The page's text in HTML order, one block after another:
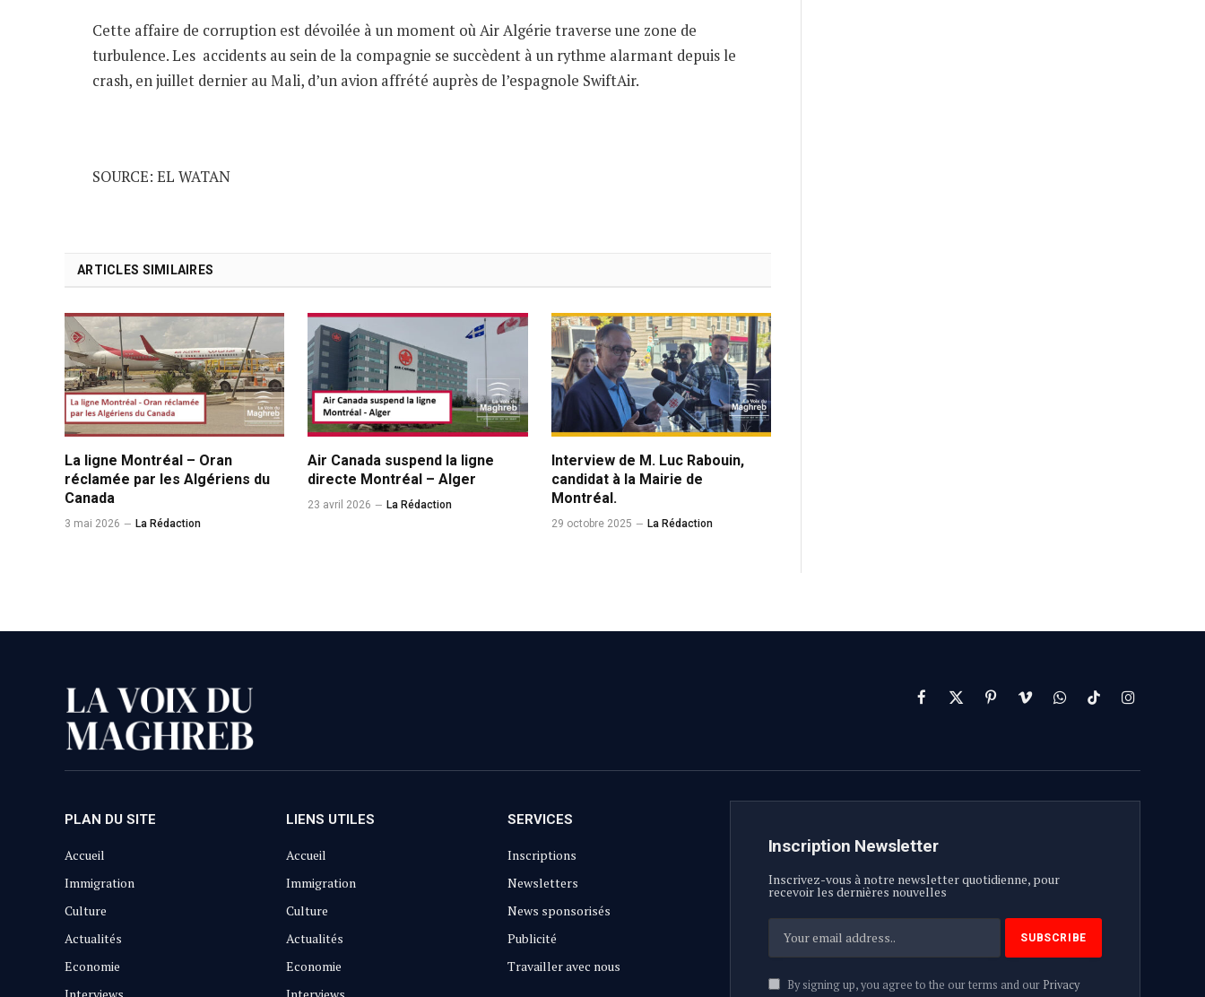
Cette affaire de corruption est dévoilée à un moment où Air Algérie traverse une zone de
turbulence. Les accidents au sein de la compagnie se succèdent à un rythme alarmant depuis le
crash, en juillet dernier au Mali, d’un avion affrété auprès de l’espagnole SwiftAir.
SOURCE: EL WATAN
ARTICLES SIMILAIRES
La ligne Montréal – Oran
réclamée par les Algériens du
Canada
3 mai 2026 La Rédaction
Air Canada suspend la ligne
directe Montréal – Alger
23 avril 2026 La Rédaction
Interview de M. Luc Rabouin,
candidat à la Mairie de
Montréal.
29 octobre 2025 La Rédaction
Facebook
X
PinterestVimeoWhatsAppTikTokInstagram
PLAN DU SITE
Accueil
Immigration
Culture
Actualités
Economie
LIENS UTILES
Accueil
Immigration
Culture
Actualités
Economie
SERVICES
Inscriptions
Newsletters
News sponsorisés
Publicité
Travailler avec nous
Inscription Newsletter
Inscrivez-vous à notre newsletter quotidienne, pour
recevoir les dernières nouvelles
By signing up, you agree to the our terms and our Privacy